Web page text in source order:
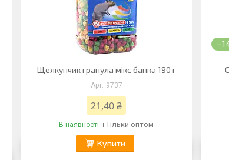
Щелкунчик гранула мікс банка 190 г
9737
21,40 ₴
В наявності Тільки оптом
Купити